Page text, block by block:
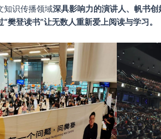
知识传播领域深具影响力的演讲人、帆书创
“樊登读书”让无数人重新爱上阅读与学习。